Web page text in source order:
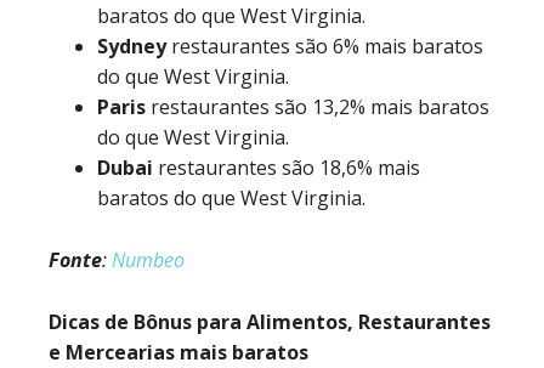
baratos do que West Virginia.
Sydneyrestaurantes são 6% mais baratos
do que West Virginia.
Paris restaurantes são 13,2% mais baratos
do que West Virginia.
Dubai restaurantes são 18,6% mais
baratos do que West Virginia.
Fonte:Numbeo
Dicas de Bônus para Alimentos, Restaurantes
e Mercearias mais baratos